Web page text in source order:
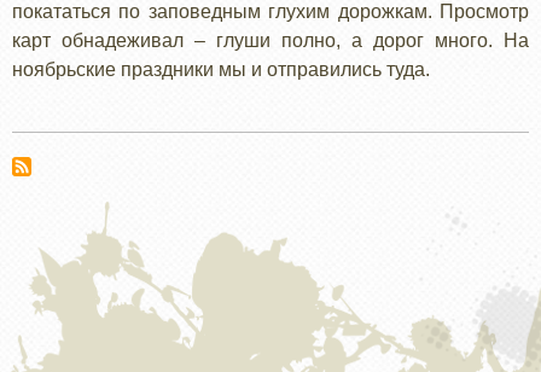
покататься по заповедным глухим дорожкам. Просмотр
карт обнадеживал – глуши полно, а дорог много. На
ноябрьские праздники мы и отправились туда.